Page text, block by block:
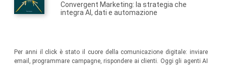
Convergent Marketing: la strategia che
integra AI, dati e automazione
Per anni il click è stato il cuore della comunicazione digitale: inviare
email, programmare campagne, rispondere ai clienti. Oggi gli agenti AI